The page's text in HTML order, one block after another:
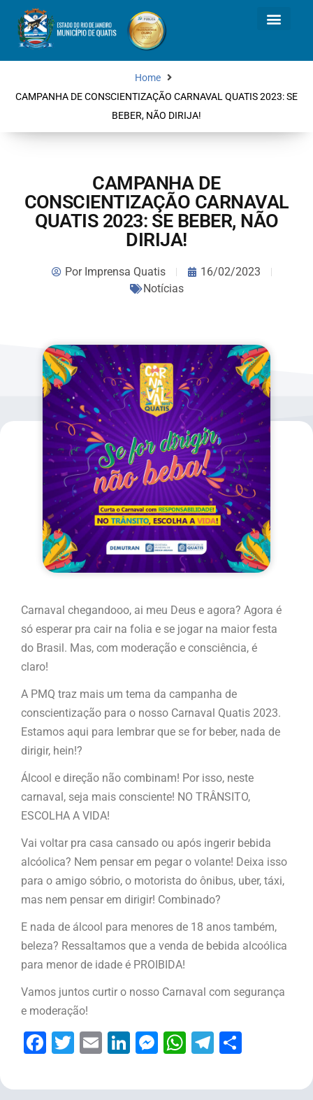
Home
CAMPANHA DE CONSCIENTIZAÇÃO CARNAVAL QUATIS 2023: SE
BEBER, NÃO DIRIJA!
CAMPANHA DE
CONSCIENTIZAÇÃO CARNAVAL
QUATIS 2023: SE BEBER, NÃO
DIRIJA!
PorImprensa Quatis
16/02/2023
Notícias
Carnaval chegandooo, ai meu Deus e agora? Agora é
só esperar pra cair na folia e se jogar na maior festa
do Brasil. Mas, com moderação e consciência, é
claro!
A PMQ traz mais um tema da campanha de
conscientização para o nosso Carnaval Quatis 2023.
Estamos aqui para lembrar que se for beber, nada de
dirigir, hein!?
Álcool e direção não combinam! Por isso, neste
carnaval, seja mais consciente! NO TRÂNSITO,
ESCOLHA A VIDA!
Vai voltar pra casa cansado ou após ingerir bebida
alcóolica? Nem pensar em pegar o volante! Deixa isso
para o amigo sóbrio, o motorista do ônibus, uber, táxi,
mas nem pensar em dirigir! Combinado?
E nada de álcool para menores de 18 anos também,
beleza? Ressaltamos que a venda de bebida alcoólica
para menor de idade é PROIBIDA!
Vamos juntos curtir o nosso Carnaval com segurança
e moderação!
Facebook
Twitter
EmailLinkedIn
Messenger
WhatsApp
Telegram